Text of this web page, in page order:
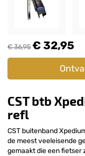
€ 36,95€ 32,95
CST btb
refl
CST buitenband
de meest veeleisende
gemaakt die een fietser